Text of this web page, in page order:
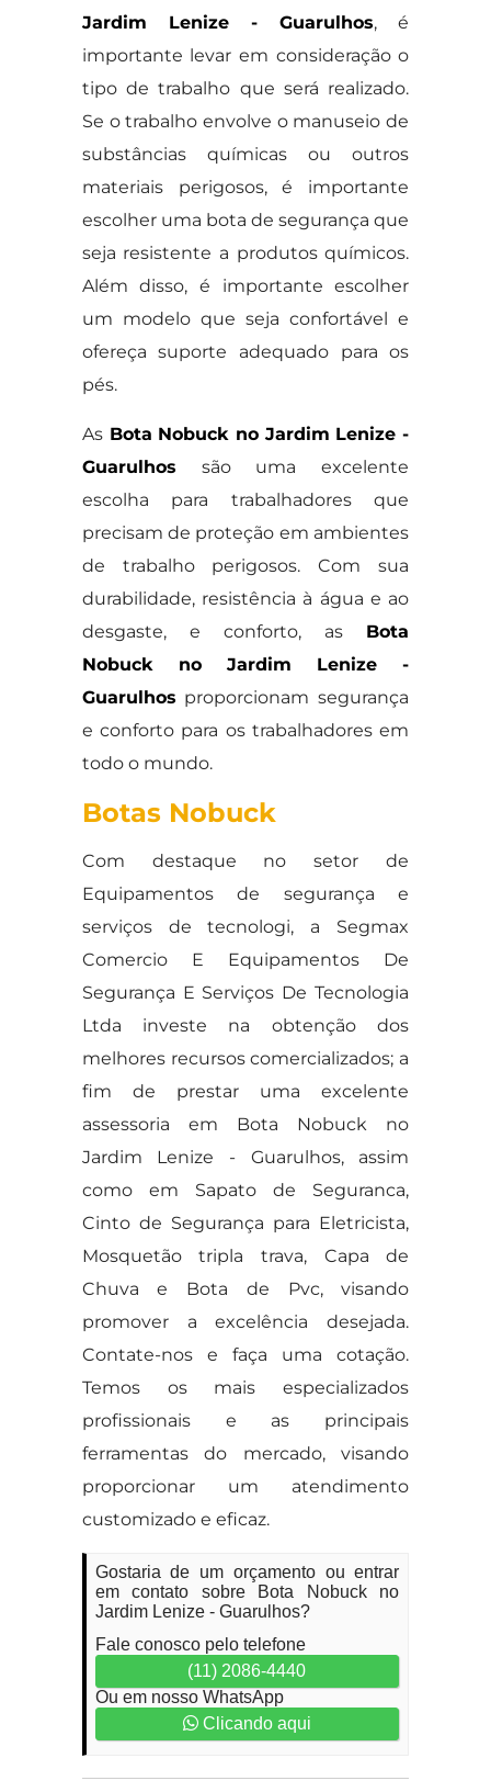
Jardim Lenize - Guarulhos, é
importante levar em consideração o
tipo de trabalho que será realizado.
Se o trabalho envolve o manuseio de
substâncias químicas ou outros
materiais perigosos, é importante
escolher uma bota de segurança que
seja resistente a produtos químicos.
Além disso, é importante escolher
um modelo que seja confortável e
ofereça suporte adequado para os
pés.
AsBota Nobuck no Jardim Lenize -
Guarulhos são uma excelente
escolha para trabalhadores que
precisam de proteção em ambientes
de trabalho perigosos. Com sua
durabilidade, resistência à água e ao
desgaste, e conforto, as Bota
Nobuck no Jardim Lenize -
Guarulhos proporcionam segurança
e conforto para os trabalhadores em
todo o mundo.
Botas Nobuck
Com destaque no setor de
Equipamentos de segurança e
serviços de tecnologi, a Segmax
Comercio E Equipamentos De
Segurança E Serviços De Tecnologia
Ltda investe na obtenção dos
melhores recursos comercializados; a
fim de prestar uma excelente
assessoria em Bota Nobuck no
Jardim Lenize - Guarulhos, assim
como em Sapato de Seguranca,
Cinto de Segurança para Eletricista,
Mosquetão tripla trava, Capa de
Chuva e Bota de Pvc, visando
promover a excelência desejada.
Contate-nos e faça uma cotação.
Temos os mais especializados
profissionais e as principais
ferramentas do mercado, visando
proporcionar um atendimento
customizado e eficaz.
Gostaria de um orçamento ou entrar
em contato sobre Bota Nobuck no
Jardim Lenize - Guarulhos?
Fale conosco pelo telefone
(11) 2086-4440
Ou em nosso WhatsApp
Clicando aqui